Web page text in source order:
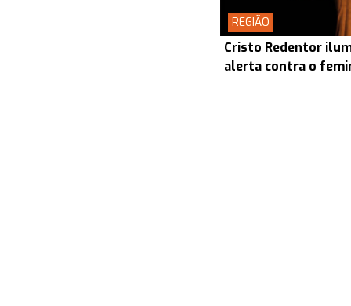
REGIÃO
Cristo Redentor
alerta contra o